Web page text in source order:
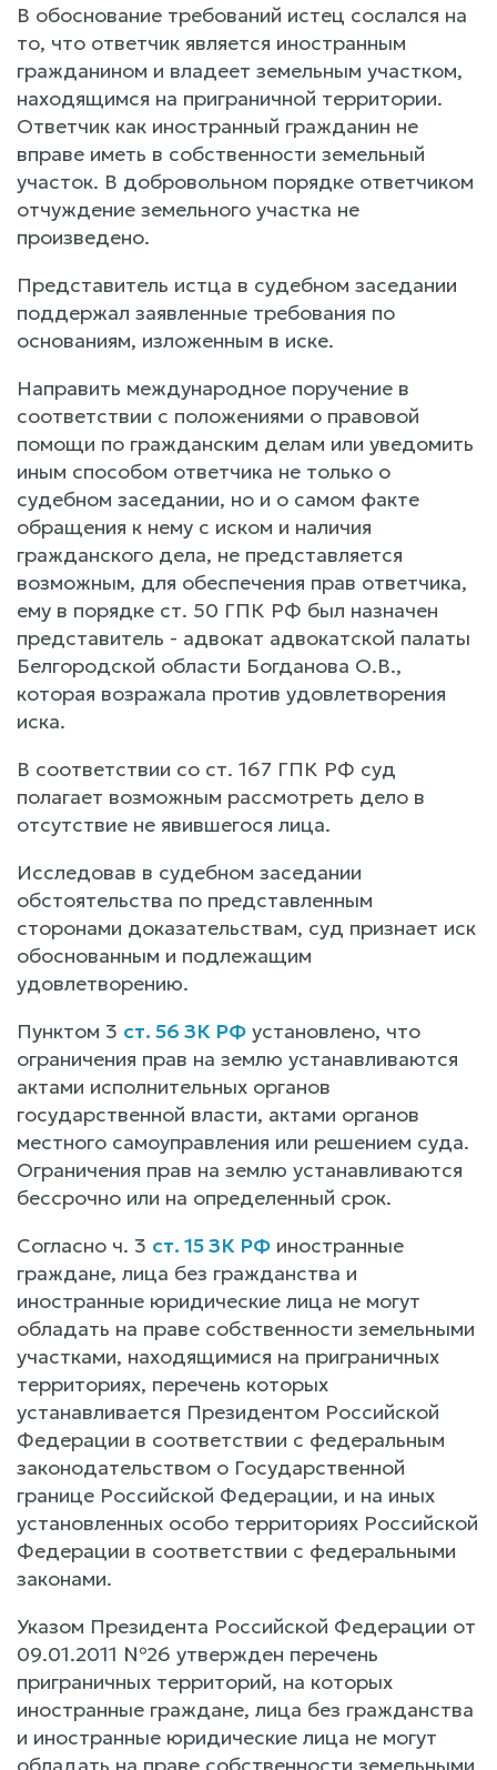
В обоснование требований истец сослался на
то, что ответчик является иностранным
гражданином и владеет земельным участком,
находящимся на приграничной территории.
Ответчик как иностранный гражданин не
вправе иметь в собственности земельный
участок. В добровольном порядке ответчиком
отчуждение земельного участка не
произведено.
Представитель истца в судебном заседании
поддержал заявленные требования по
основаниям, изложенным в иске.
Направить международное поручение в
соответствии с положениями о правовой
помощи по гражданским делам или уведомить
иным способом ответчика не только о
судебном заседании, но и о самом факте
обращения к нему с иском и наличия
гражданского дела, не представляется
возможным, для обеспечения прав ответчика,
ему в порядке ст. 50 ГПК РФ был назначен
представитель - адвокат адвокатской палаты
Белгородской области Богданова О.В.,
которая возражала против удовлетворения
иска.
В соответствии со ст. 167 ГПК РФ суд
полагает возможным рассмотреть дело в
отсутствие не явившегося лица.
Исследовав в судебном заседании
обстоятельства по представленным
сторонами доказательствам, суд признает иск
обоснованным и подлежащим
удовлетворению.
Пунктом 3 ст. 56 ЗК РФ установлено, что
ограничения прав на землю устанавливаются
актами исполнительных органов
государственной власти, актами органов
местного самоуправления или решением суда.
Ограничения прав на землю устанавливаются
бессрочно или на определенный срок.
Согласно ч. 3 ст. 15 ЗК РФ иностранные
граждане, лица без гражданства и
иностранные юридические лица не могут
обладать на праве собственности земельными
участками, находящимися на приграничных
территориях, перечень которых
устанавливается Президентом Российской
Федерации в соответствии с федеральным
законодательством о Государственной
границе Российской Федерации, и на иных
установленных особо территориях Российской
Федерации в соответствии с федеральными
законами.
Указом Президента Российской Федерации от
09.01.2011 №26 утвержден перечень
приграничных территорий, на которых
иностранные граждане, лица без гражданства
и иностранные юридические лица не могут
обладать на праве собственности земельными